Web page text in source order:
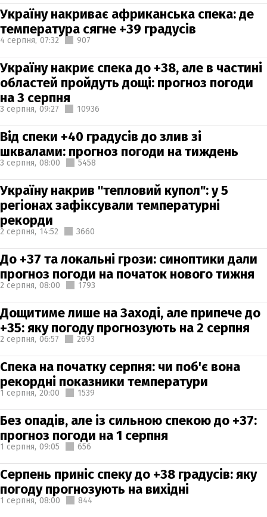
Україну накриває африканська спека: де
температура сягне +39 градусів
4 серпня, 07:32 907
Україну накриє спека до +38, але в частині
областей пройдуть дощі: прогноз погоди
на 3 серпня
3 серпня, 09:27 10936
Від спеки +40 градусів до злив зі
шквалами: прогноз погоди на тиждень
3 серпня, 08:00 5458
Україну накрив "тепловий купол": у 5
регіонах зафіксували температурні
рекорди
2 серпня, 14:52 3660
До +37 та локальні грози: синоптики дали
прогноз погоди на початок нового тижня
2 серпня, 08:00 1793
Дощитиме лише на Заході, але припече до
+35: яку погоду прогнозують на 2 серпня
2 серпня, 06:57 2693
Спека на початку серпня: чи поб'є вона
рекордні показники температури
1 серпня, 20:00 1539
Без опадів, але із сильною спекою до +37:
прогноз погоди на 1 серпня
1 серпня, 09:05 656
Серпень приніс спеку до +38 градусів: яку
погоду прогнозують на вихідні
1 серпня, 08:00 844